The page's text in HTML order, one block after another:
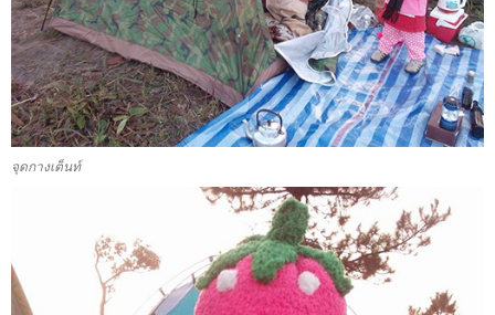
จุดกางเต็นท์